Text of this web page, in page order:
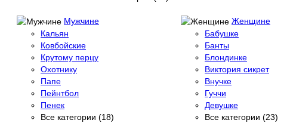
Мужчине
Кальян
Ковбойские
Крутому перцу
Охотнику
Папе
Пейнтбол
Пенек
Все категории (18)
Женщине
Бабушке
Банты
Блондинке
Виктория сикрет
Внучке
Гуччи
Девушке
Все категории (23)